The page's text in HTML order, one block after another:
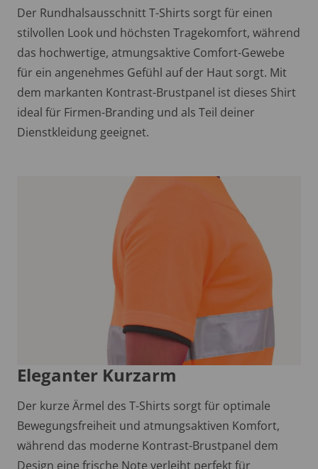
Der Rundhalsausschnitt T-Shirts sorgt für einen
stilvollen Look und höchsten Tragekomfort, während
das hochwertige, atmungsaktive Comfort-Gewebe
für ein angenehmes Gefühl auf der Haut sorgt. Mit
dem markanten Kontrast-Brustpanel ist dieses Shirt
ideal für Firmen-Branding und als Teil deiner
Dienstkleidung geeignet.
Eleganter Kurzarm
Der kurze Ärmel des T-Shirts sorgt für optimale
Bewegungsfreiheit und atmungsaktiven Komfort,
während das moderne Kontrast-Brustpanel dem
Design eine frische Note verleiht perfekt für